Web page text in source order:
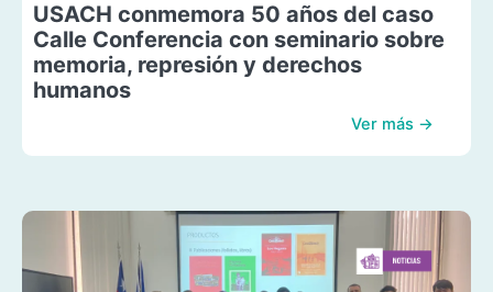
USACH conmemora 50 años del caso
Calle Conferencia con seminario sobre
memoria, represión y derechos
humanos
Ver más →